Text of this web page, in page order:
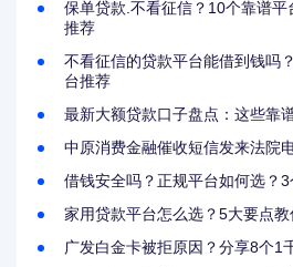
保单贷款.不看征信？10个靠谱
推荐
不看征信的贷款平台能借到钱吗
台推荐
最新大额贷款口子盘点：这些靠
中原消费金融催收短信发来法院
借钱安全吗？正规平台如何选？
家用贷款平台怎么选？5大要点教
广发白金卡被拒原因？分享8个1